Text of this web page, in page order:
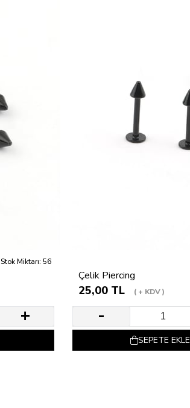
Stok Miktarı: 56
Çelik Piercing
25,00 TL + KDV
SEPETE EKLE